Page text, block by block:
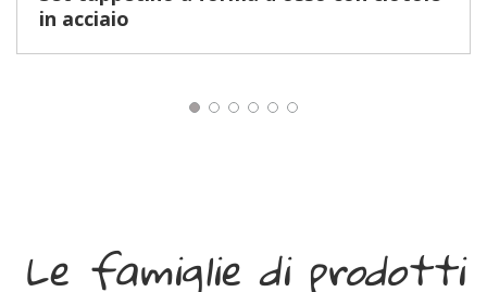
in acciaio
Le famiglie di prodotti